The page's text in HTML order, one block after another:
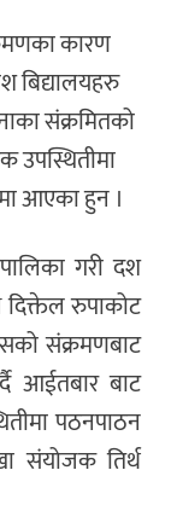
कारण
बिद्यालयहरु
संक्रमितको
उपस्थितीमा
आएका हुन ।
गरी दश
रुपाकोट
संक्रमणबाट
आईतबार बाट
पठनपाठन
संयोजक तिर्थ